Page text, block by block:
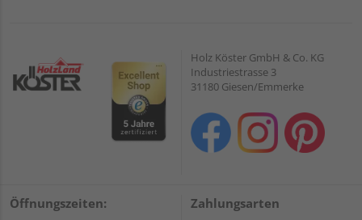
Holz Köster GmbH & Co. KG
Industriestrasse 3
31180 Giesen/Emmerke
Öffnungszeiten: Zahlungsarten